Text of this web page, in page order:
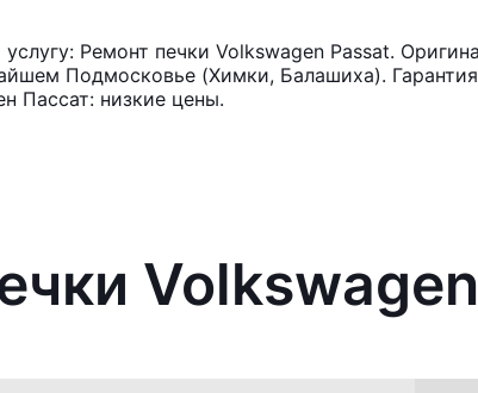
Ремонт печки Volkswagen Passat.
Подмосковье (Химки, Балашиха).
Пассат: низкие цены.